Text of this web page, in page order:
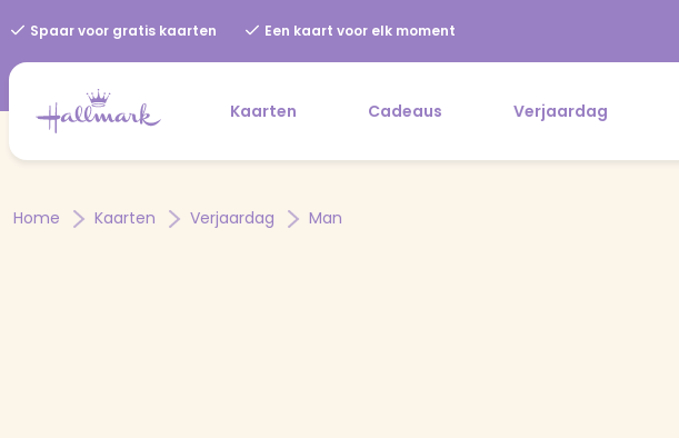
Spaar voor gratis kaarten Een kaart voor elk moment
Kaarten Cadeaus Verjaardag
Home Kaarten Verjaardag Man